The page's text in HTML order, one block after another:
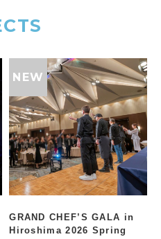
GRAND CHEF’S GALA in
Hiroshima 2026 Spring